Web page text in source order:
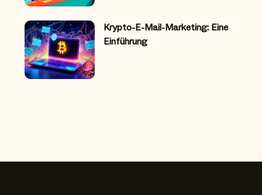
Krypto-E-Mail-Marketing: Eine
Einführung